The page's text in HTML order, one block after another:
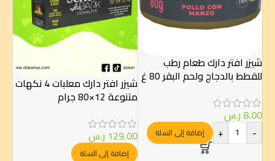
شيزر افتر دارك طعام رطب
للقطط بالدجاج ولحم البقر 80 غ
8.00ر.س
-
+ إضافة إلى السلة
شيزر افتر دارك معلبات 4 نكهات
متنوعة 12×80 جرام
129.00 ر.س
إضافة إلى السلة